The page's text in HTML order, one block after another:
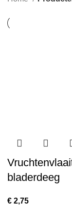
bladerdeeg
€ 2,75